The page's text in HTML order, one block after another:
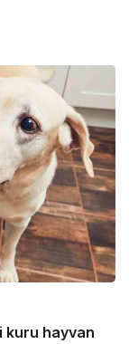
kuru hayvan